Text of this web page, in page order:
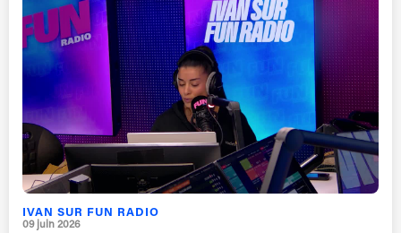
IVAN SUR FUN RADIO
09 juin 2026